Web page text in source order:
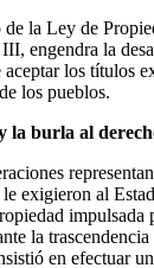
de la Ley de
engendra la
los títulos
los pueblos.
la burla al
exigieron al
la trascendencia
en efectuar